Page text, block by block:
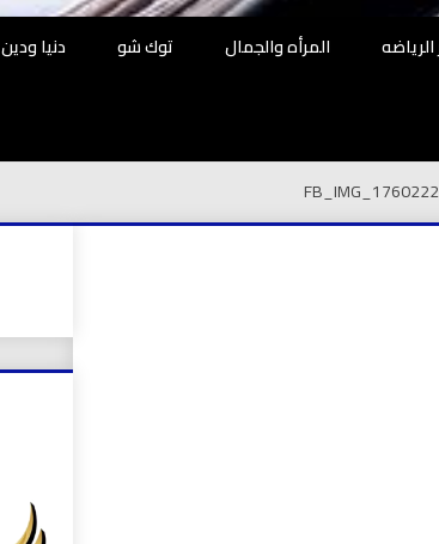
الرياضه المرأه والجمال توك شو دنيا ودين